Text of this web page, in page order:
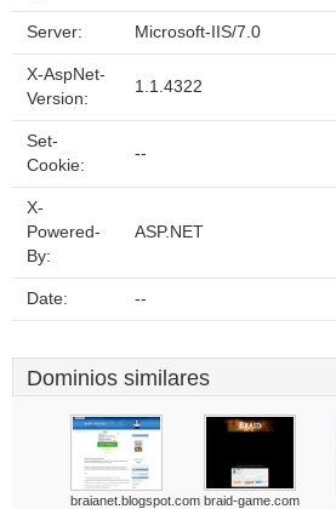
Server: Microsoft-IIS/7.0
X-AspNet-
Version:
1.1.4322
Set-
Cookie:
--
X-
Powered-
By:
ASP.NET
Date: --
Dominios similares
braianet.blogspot.com braid-game.com